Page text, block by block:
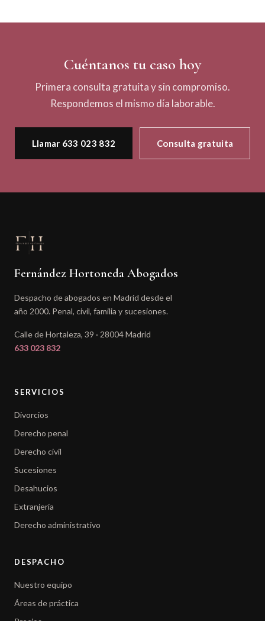
Cuéntanos tu caso hoy
Primera consulta gratuita y sin compromiso.
Respondemos el mismo día laborable.
Llamar 633 023 832 Consulta gratuita
Fernández Hortoneda Abogados
Despacho de abogados en Madrid desde el
año 2000. Penal, civil, familia y sucesiones.
Calle de Hortaleza, 39 · 28004 Madrid
633 023 832
SERVICIOS
Divorcios
Derecho penal
Derecho civil
Sucesiones
Desahucios
Extranjería
Derecho administrativo
DESPACHO
Nuestro equipo
Áreas de práctica